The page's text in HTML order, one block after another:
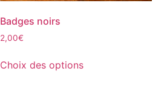
Badges noirs
2,00€
Choix des options